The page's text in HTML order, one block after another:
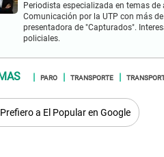
Periodista especializada en temas
Comunicación por la UTP con más
presentadora de "Capturados".
policiales.
PARO TRANSPORTE
Prefiero a El Popular en Google